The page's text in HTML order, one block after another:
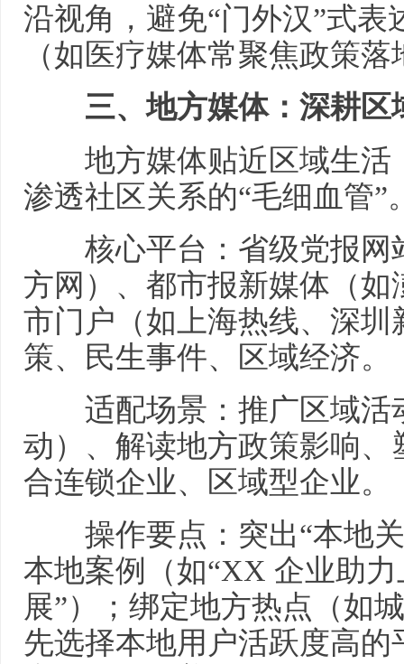
沿视角，避免“门外汉”式
（如医疗媒体常聚焦政策
三、地方媒体：深耕区
地方媒体贴近区域生活
渗透社区关系的“毛细血管”
核心平台：省级党报网
方网）、都市报新媒体（
市门户（如上海热线、深
策、民生事件、区域经济。
适配场景：推广区域活
动）、解读地方政策影响
合连锁企业、区域型企业。
操作要点：突出“本地
本地案例（如“XX 企业助
展”）；绑定地方热点（如
先选择本地用户活跃度高的